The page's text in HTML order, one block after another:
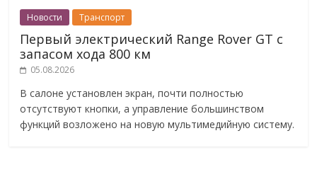
Новости Транспорт
Первый электрический Range Rover GT с
запасом хода 800 км
05.08.2026
В салоне установлен экран, почти полностью
отсутствуют кнопки, а управление большинством
функций возложено на новую мультимедийную систему.